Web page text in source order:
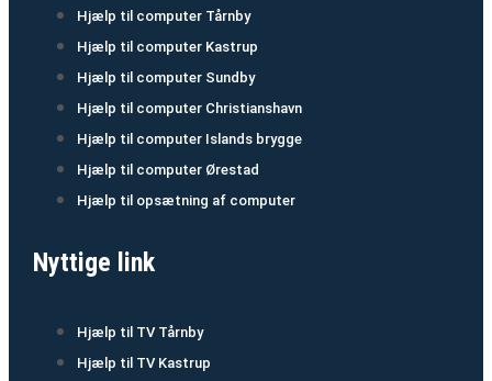
Hjælp til computer Tårnby
Hjælp til computer Kastrup
Hjælp til computer Sundby
Hjælp til computer Christianshavn
Hjælp til computer Islands brygge
Hjælp til computer Ørestad
Hjælp til opsætning af computer
Nyttige link
Hjælp til TV Tårnby
Hjælp til TV Kastrup